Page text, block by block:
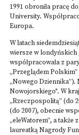
1991 obroniła pracę
University.
Europa.
W latach
wiersze w londyńskich
współpracowała z
„Przeglądem
„Nowego Dziennika”).
Nowojorskiego". W
„Rzeczpospolitą” (do
(do 2007), obecnie
„eleWatorem”, a także
laureatką Nagrody